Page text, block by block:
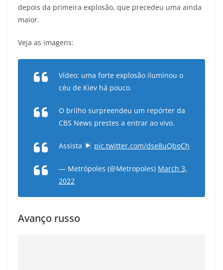
depois da primeira explosão, que precedeu uma ainda
maior.
Veja as imagens:
Vídeo: uma forte explosão iluminou o
céu de Kiev há pouco.
O brilho surpreendeu um repórter da
CBS News prestes a entrar ao vivo.
Assista pic.twitter.com/dse8uQboCh
— Metrópoles (@Metropoles) March 3,
2022
Avanço russo